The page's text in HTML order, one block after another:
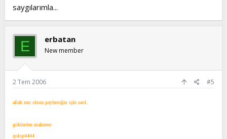
saygılarımla...
E erbatan
New member
2 Tem 2006 #5
allah razı olsun.paylastığın için saol.
göklerden mahzene
qolop4444